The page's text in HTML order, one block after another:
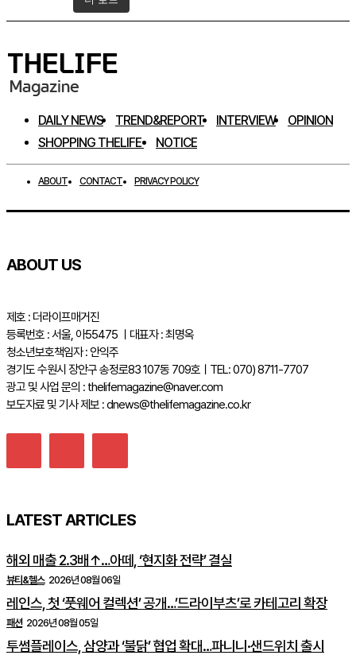
DAILY NEWS TREND&REPORT INTERVIEW
OPINION
SHOPPING THELIFE
NOTICE
ABOUT CONTACT PRIVACY POLICY
ABOUT US
제호 : 더라이프매거진
등록번호 : 서울, 아55475 ㅣ대표자 : 최명옥
청소년보호책임자 : 안익주
경기도 수원시 장안구 송정로83 107동 709호ㅣTEL: 070) 8711-7707
광고 및 사업 문의 : thelifemagazine@naver.com
보도자료 및 기사 제보 : dnews@thelifemagazine.co.kr
LATEST ARTICLES
해외 매출 2.3배↑…아떼, ‘현지화 전략’ 결실
뷰티&헬스 2026년 08월 06일
레인스, 첫 ‘풋웨어 컬렉션’ 공개…’드라이부츠’로 카테고리 확장
패션 2026년 08월 05일
투썸플레이스, 삼양과 ‘불닭’ 협업 확대…파니니·샌드위치 출시